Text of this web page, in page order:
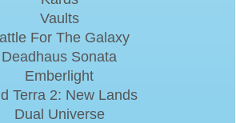
Vaults
For The Galaxy
Deadhaus Sonata
Emberlight
Terra 2: New Lands
Dual Universe